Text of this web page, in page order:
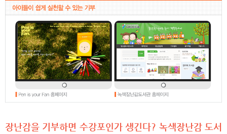
장난감을 기부하면 수강포인가 생긴다? 녹색장난감 도서